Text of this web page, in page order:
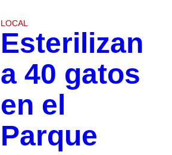
LOCAL
Esterilizan
a 40 gatos
en el
Parque